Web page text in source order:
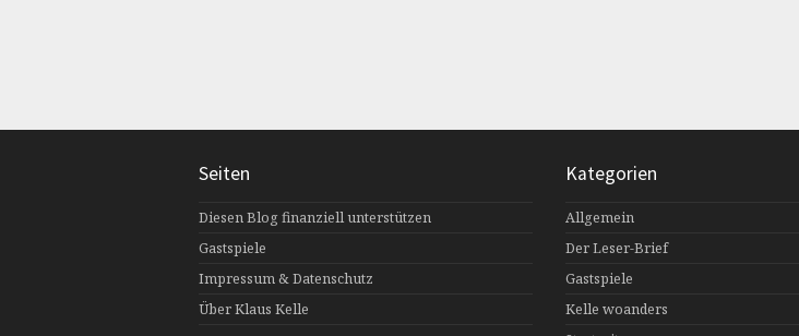
Seiten
Diesen Blog finanziell unterstützen
Gastspiele
Impressum & Datenschutz
Über Klaus Kelle
Kategorien
Allgemein
Der Leser-Brief
Gastspiele
Kelle woanders